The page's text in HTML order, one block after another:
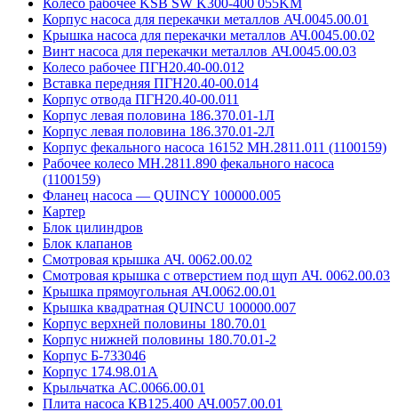
Колесо рабочее KSB SW K300-400 055KM
Корпус насоса для перекачки металлов АЧ.0045.00.01
Крышка насоса для перекачки металлов АЧ.0045.00.02
Винт насоса для перекачки металлов АЧ.0045.00.03
Колесо рабочее ПГН20.40-00.012
Вставка передняя ПГН20.40-00.014
Корпус отвода ПГН20.40-00.011
Корпус левая половина 186.370.01-1Л
Корпус левая половина 186.370.01-2Л
Корпус фекального насоса 16152 MH.2811.011 (1100159)
Рабочее колесо MH.2811.890 фекального насоса
(1100159)
Фланец насоса — QUINCY 100000.005
Картер
Блок цилиндров
Блок клапанов
Смотровая крышка АЧ. 0062.00.02
Смотровая крышка с отверстием под щуп АЧ. 0062.00.03
Крышка прямоугольная АЧ.0062.00.01
Крышка квадратная QUINCU 100000.007
Корпус верхней половины 180.70.01
Корпус нижней половины 180.70.01-2
Корпус Б-733046
Корпус 174.98.01А
Крыльчатка АС.0066.00.01
Плита насоса КВ125.400 АЧ.0057.00.01